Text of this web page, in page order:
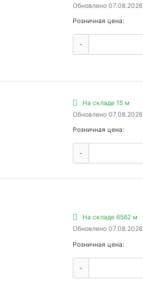
Обновлено 07.08.2026
Розничная цена:
-
На складе 15 м
Обновлено 07.08.2026
Розничная цена:
-
На складе 6562 м
Обновлено 07.08.2026
Розничная цена:
-